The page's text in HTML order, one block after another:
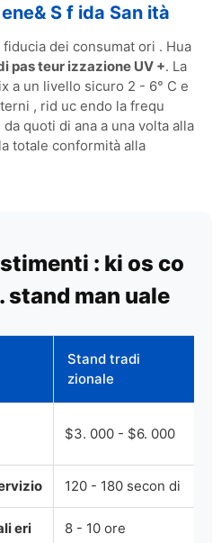
S f ida San ità
dei consumat ori . Hua
pas teur izzazione UV +. La
a un livello sicuro 2 - 6° C e
, rid uc endo la frequ
quoti di ana a una volta alla
totale conformità alla
: ki os co
stand man uale
Stand tradi
zionale
$3. 000 - $6. 000
120 - 180 secon di
eri 8 - 10 ore